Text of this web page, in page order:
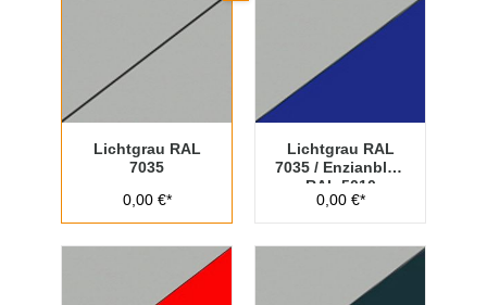
Lichtgrau RAL
7035
0,00 €*
Lichtgrau RAL
7035 / Enzianblau
RAL 5010
0,00 €*